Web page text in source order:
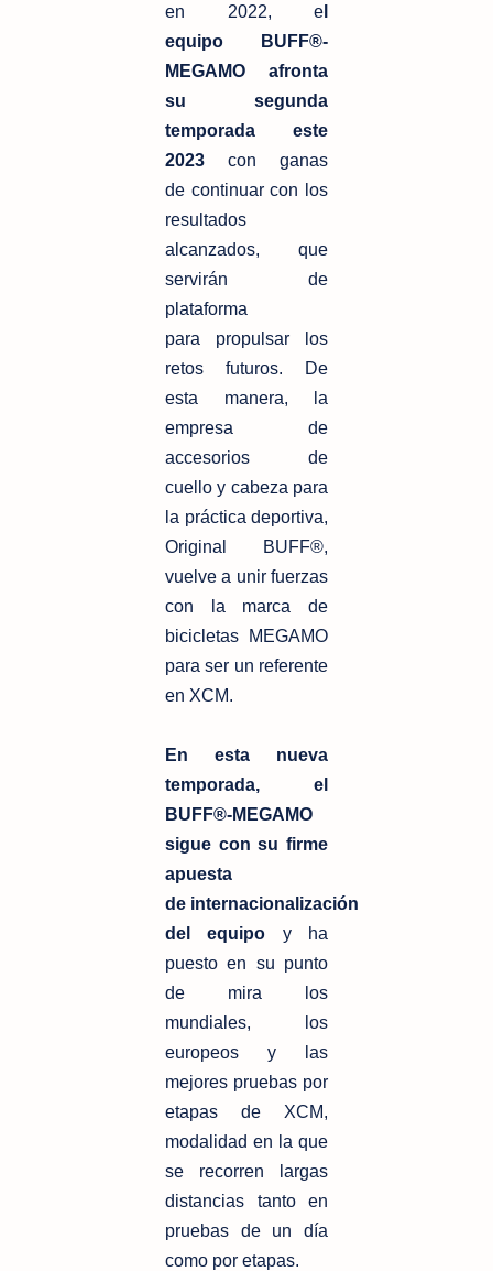
en 2022, e
equipo
BUFF®-
MEGAMO afronta
su segunda
temporada este
2023 con ganas
de continuar con los
resultados
alcanzados, que
servirán de
plataforma
para propulsar los
retos futuros. De
esta manera, la
empresa de
accesorios de
cuelloy cabeza para
la práctica deportiva,
Original BUFF®,
vuelve a unir fuerzas
con la marca de
bicicletas MEGAMO
para ser un referente
en XCM.
En esta nueva
temporada, el
BUFF®-MEGAMO
sigue con su firme
apuesta
de internacionalización
del equipo y ha
puesto en su punto
de mira los
mundiales,
los
europeos y las
mejores pruebas por
etapas de XCM,
modalidad en la que
se recorren largas
distancias tanto en
pruebas de un día
como por etapas.